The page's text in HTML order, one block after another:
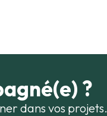
?
dans vos projets.